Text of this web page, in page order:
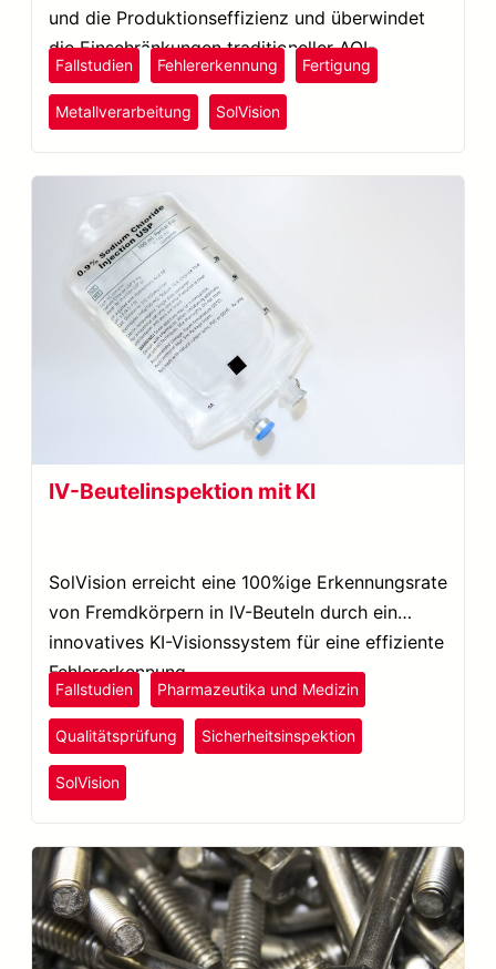
und die Produktionseffizienz und überwindet
die Einschränkungen traditioneller AOI-
Systeme.
Fallstudien Fehlererkennung Fertigung
Metallverarbeitung SolVision
IV-Beutelinspektion mit KI
SolVision erreicht eine 100%ige Erkennungsrate
von Fremdkörpern in IV-Beuteln durch ein
innovatives KI-Visionssystem für eine effiziente
Fehlererkennung.
Fallstudien Pharmazeutika und Medizin
Qualitätsprüfung Sicherheitsinspektion
SolVision